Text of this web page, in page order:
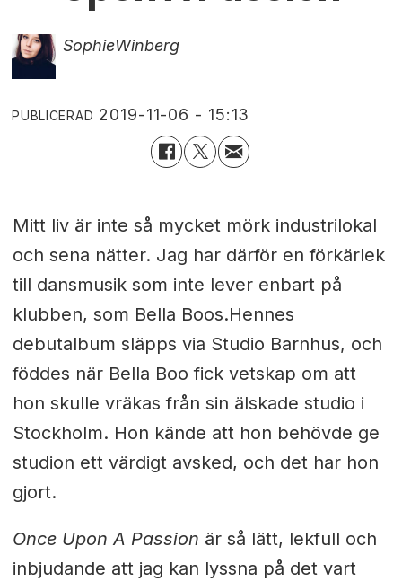
SophieWinberg
PUBLICERAD 2019-11-06 - 15:13
Mitt liv är inte så mycket mörk industrilokal
och sena nätter. Jag har därför en förkärlek
till dansmusik som inte lever enbart på
klubben, som Bella Boos.Hennes
debutalbum släpps via Studio Barnhus, och
föddes när Bella Boo fick vetskap om att
hon skulle vräkas från sin älskade studio i
Stockholm. Hon kände att hon behövde ge
studion ett värdigt avsked, och det har hon
gjort.
Once Upon A Passion är så lätt, lekfull och
inbjudande att jag kan lyssna på det vart